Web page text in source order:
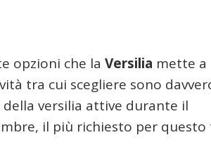
opzioni che la Versilia mette a
tra cui scegliere sono
della versilia attive durante il
il più richiesto per